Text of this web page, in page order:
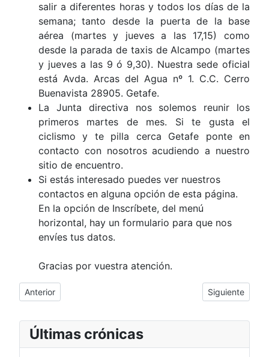
salir a diferentes horas y todos los días de la
semana; tanto desde la puerta de la base
aérea (martes y jueves a las 17,15) como
desde la parada de taxis de Alcampo (martes
y jueves a las 9 ó 9,30). Nuestra sede oficial
está Avda. Arcas del Agua nº 1. C.C. Cerro
Buenavista 28905. Getafe.
La Junta directiva nos solemos reunir los
primeros martes de mes. Si te gusta el
ciclismo y te pilla cerca Getafe ponte en
contacto con nosotros acudiendo a nuestro
sitio de encuentro.
Si estás interesado puedes ver nuestros
contactos en alguna opción de esta página.
En la opción de Inscríbete, del menú
horizontal, hay un formulario para que nos
envíes tus datos.
Gracias por vuestra atención.
Artículo anterior: Junta Directiva
Anterior Artículo
Siguiente
Últimas crónicas